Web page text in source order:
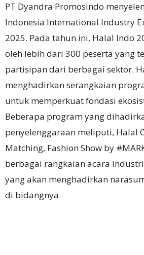
PT Dyandra Promosindo
Indonesia International Industry
2025. Pada tahun ini, Halal Indo
oleh lebih dari 300 peserta yang
partisipan dari berbagai sektor.
menghadirkan serangkaian
untuk memperkuat fondasi
Beberapa program yang
penyelenggaraan meliputi, Halal
Matching, Fashion Show by
berbagai rangkaian acara
yang akan menghadirkan
di bidangnya.